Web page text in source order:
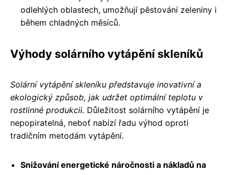
odlehlých oblastech, umožňují pěstování zeleniny i
během chladných měsíců.
Výhody solárního vytápění skleníků
Solární vytápění skleníku představuje inovativní a
ekologický způsob, jak udržet optimální teplotu v
rostlinné produkcii. Důležitost solárního vytápění je
nepopiratelná, neboť nabízí řadu výhod oproti
tradičním metodám vytápění.
Snižování energetické náročnosti a nákladů na